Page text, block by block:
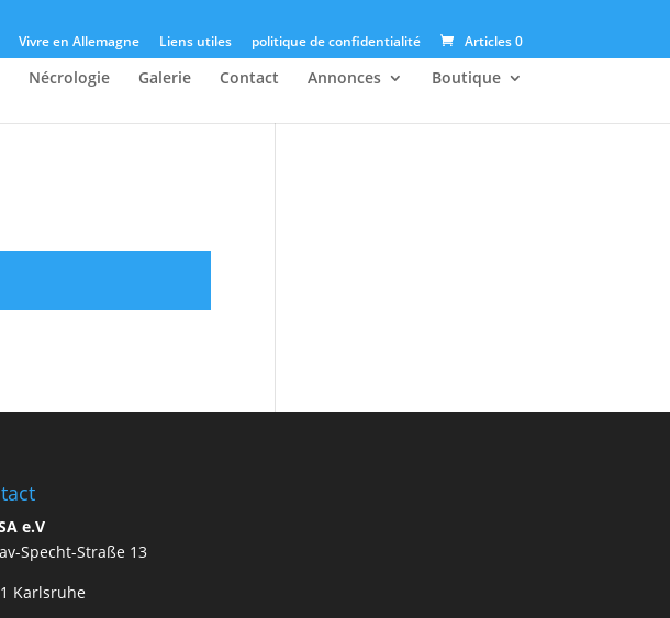
Vivre en Allemagne Liens utiles politique de confidentialité Articles 0
Nécrologie Galerie Contact Annonces Boutique
e.V
Specht-Straße 13
Karlsruhe